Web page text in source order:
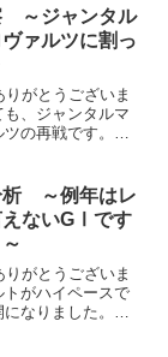
向※出典：JRAコ
～ジャンタル
ァルツに割っ
がとうございま
、ジャンタルマ
の再戦です。た
考察（netkeiba
～例年はレ
えないGⅠです
がとうございま
がハイペースで
なりました。そ